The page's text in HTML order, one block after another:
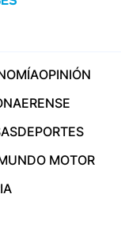
OPINIÓN
DEPORTES
MOTOR